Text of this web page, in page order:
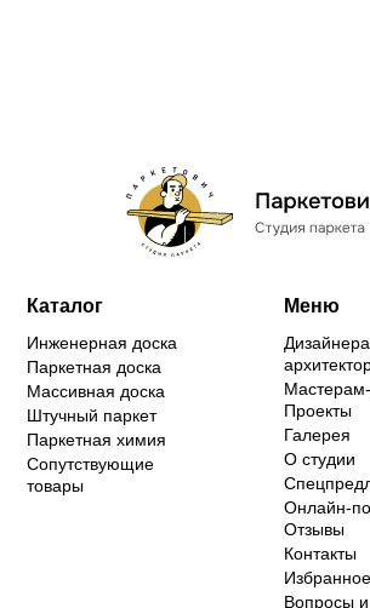
Каталог
Инженерная доска
Паркетная доска
Массивная доска
Штучный паркет
Паркетная химия
Сопутствующие
товары
Меню
Проекты
Галерея
О студии
Онлайн-
Отзывы
Контакты
Избранное
Вопросы